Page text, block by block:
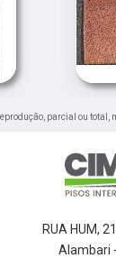
parcial ou
RUA HUM,
Alambari